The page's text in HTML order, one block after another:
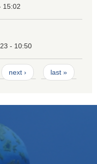
15:02
- 10:50
next › last »